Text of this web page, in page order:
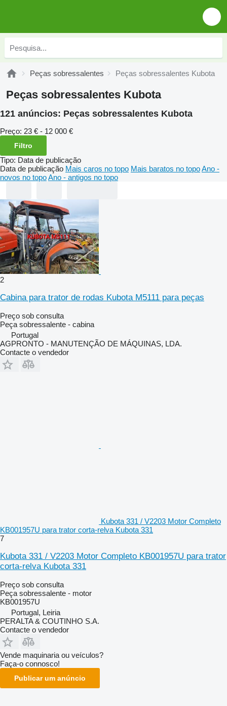
Peças sobressalentes Peças sobressalentes Kubota
Peças sobressalentes Kubota
121 anúncios: Peças sobressalentes Kubota
Preço: 23 € - 12 000 €
Filtro
Tipo: Data de publicação
Data de publicação Mais caros no topo Mais baratos no topoAno -
novos no topoAno - antigos no topo
2
Cabina para trator de rodas Kubota M5111 para peças
Preço sob consulta
Peça sobressalente - cabina
Portugal
AGPRONTO - MANUTENÇÃO DE MÁQUINAS, LDA.
Contacte o vendedor
Kubota 331 / V2203 Motor Completo
KB001957U para trator corta-relva Kubota 331
7
Kubota 331 / V2203 Motor Completo KB001957U para trator
corta-relva Kubota 331
Preço sob consulta
Peça sobressalente - motor
KB001957U
Portugal, Leiria
PERALTA & COUTINHO S.A.
Contacte o vendedor
Vende maquinaria ou veículos?
Faça-o connosco!
Publicar um anúncio